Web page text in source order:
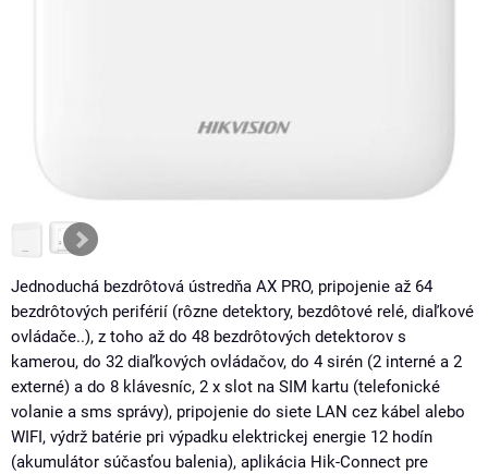
Jednoduchá bezdrôtová ústredňa AX PRO, pripojenie až 64
bezdrôtových periférií (rôzne detektory, bezdôtové relé, diaľkové
ovládače..), z toho až do 48 bezdrôtových detektorov s
kamerou, do 32 diaľkových ovládačov, do 4 sirén (2 interné a 2
externé) a do 8 klávesníc, 2 x slot na SIM kartu (telefonické
volanie a sms správy), pripojenie do siete LAN cez kábel alebo
WIFI, výdrž batérie pri výpadku elektrickej energie 12 hodín
(akumulátor súčasťou balenia), aplikácia Hik-Connect pre